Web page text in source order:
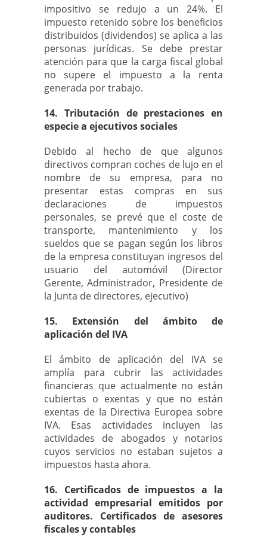
impositivo se redujo a un 24%. El
impuesto retenido sobre los beneficios
distribuidos (dividendos) se aplica a las
personas jurídicas. Se debe prestar
atención para que la carga fiscal global
no supere el impuesto a la renta
generada por trabajo.
14. Tributación de prestaciones en
especie a ejecutivos sociales
Debido al hecho de que algunos
directivos compran coches de lujo en el
nombre de su empresa, para no
presentar estas compras en sus
declaraciones de impuestos
personales, se prevé que el coste de
transporte, mantenimiento y los
sueldos que se pagan según los libros
de la empresa constituyan ingresos del
usuario del automóvil (Director
Gerente, Administrador, Presidente de
la Junta de directores, ejecutivo)
15. Extensión del ámbito de
aplicación del IVA
El ámbito de aplicación del IVA se
amplía para cubrir las actividades
financieras que actualmente no están
cubiertas o exentas y que no están
exentas de la Directiva Europea sobre
IVA. Esas actividades incluyen las
actividades de abogados y notarios
cuyos servicios no estaban sujetos a
impuestos hasta ahora.
16. Certificados de impuestos a la
actividad empresarial emitidos por
auditores. Certificados de asesores
fiscales y contables